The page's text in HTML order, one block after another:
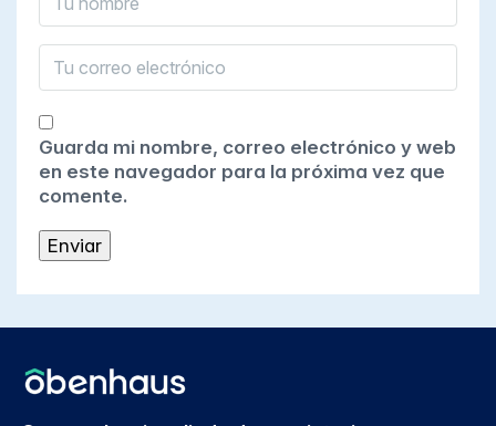
Guarda mi nombre, correo electrónico y web
en este navegador para la próxima vez que
comente.